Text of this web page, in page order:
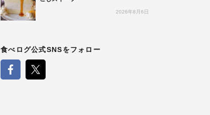
2026年8月6日
食べログ公式SNSをフォロー